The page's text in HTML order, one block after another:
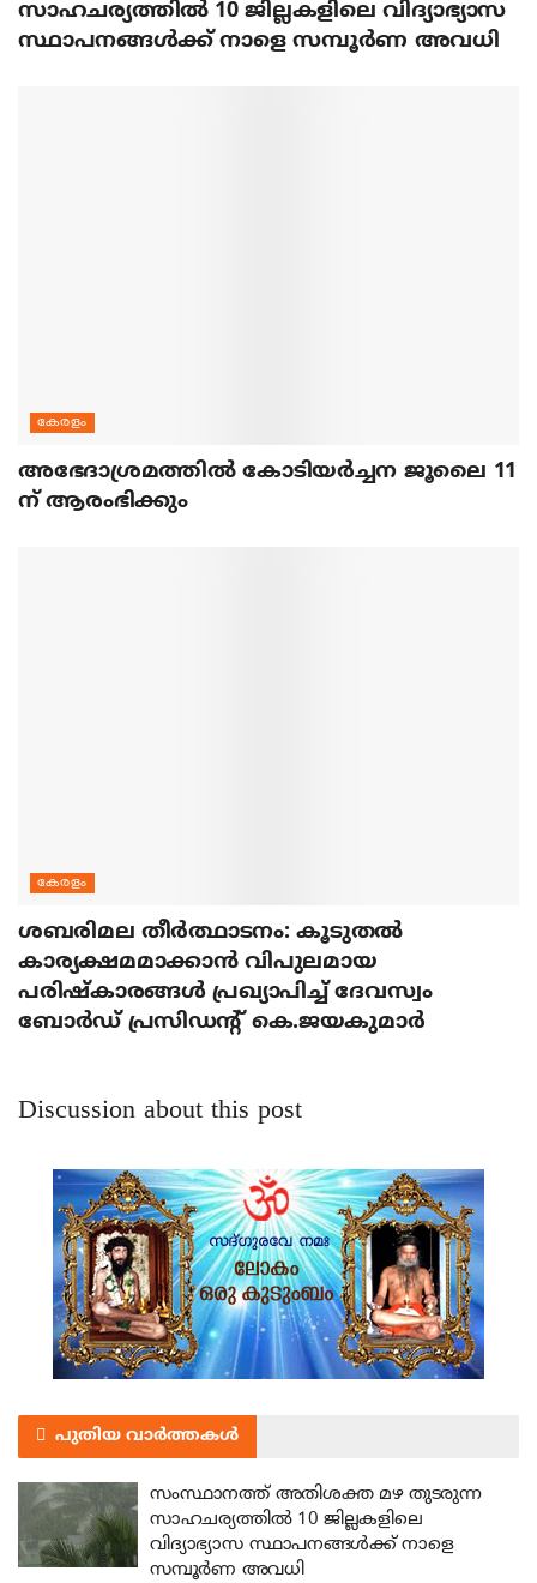
സാഹചര്യത്തിൽ 10 ജില്ലകളിലെ വിദ്യാഭ്യാസ
സ്ഥാപനങ്ങൾക്ക് നാളെ സമ്പൂർണ അവധി
കേരളം
അഭേദാശ്രമത്തില്‍ കോടിയര്‍ച്ചന ജൂലൈ 11
ന് ആരംഭിക്കും
കേരളം
ശബരിമല തീര്‍ത്ഥാടനം: കൂടുതല്‍
കാര്യക്ഷമമാക്കാന്‍ വിപുലമായ
പരിഷ്‌കാരങ്ങള്‍ പ്രഖ്യാപിച്ച് ദേവസ്വം
ബോര്‍ഡ് പ്രസിഡന്റ് കെ.ജയകുമാര്‍
Discussion about this post
പുതിയ വാർത്തകൾ
സംസ്ഥാനത്ത് അതിശക്ത മഴ തുടരുന്ന
സാഹചര്യത്തിൽ 10 ജില്ലകളിലെ
വിദ്യാഭ്യാസ സ്ഥാപനങ്ങൾക്ക് നാളെ
സമ്പൂർണ അവധി